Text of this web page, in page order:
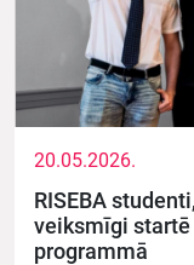
20.05.2026.
RISEBA
veiksmīgi
programmā